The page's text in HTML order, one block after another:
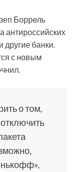
Боррель
антироссийских
другие банки.
с новым
о том,